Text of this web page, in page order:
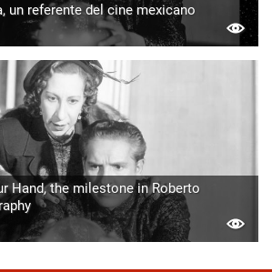
un referente del cine mexicano
Hand, the milestone in Roberto